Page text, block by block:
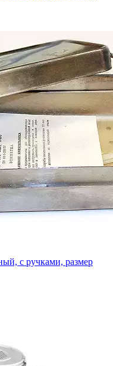
с ручками, размер